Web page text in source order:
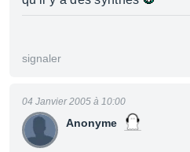
signaler
Anonyme
04 Janvier 2005 à 10:00